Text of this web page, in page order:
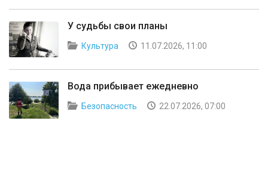
У судьбы свои планы
Культура 11.07.2026, 11:00
Вода прибывает ежедневно
Безопасность 22.07.2026, 07:00